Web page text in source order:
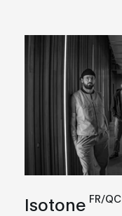
Isotone FR/QC